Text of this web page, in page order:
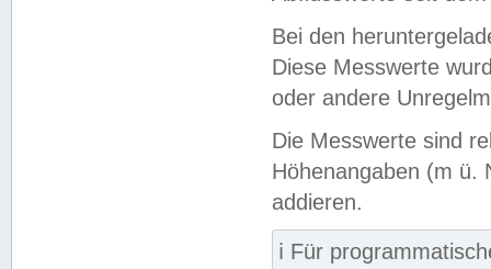
Bei den
Diese Messwerte
oder andere
Die Messwerte sind
Höhenangaben (m ü.
addieren.
ℹ️ Für